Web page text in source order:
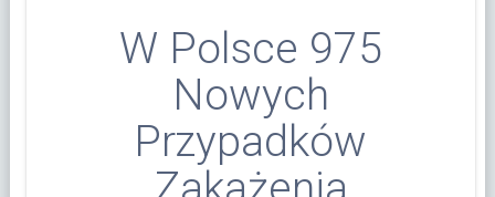
W Polsce 975
Nowych
Przypadków